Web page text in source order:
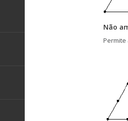
Não
Permite